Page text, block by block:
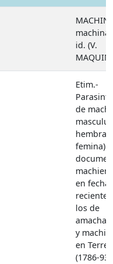
id. (V.
Etim.-
de
hembra
femina).
en fecha
reciente,
los de
y
en
(1786-93)